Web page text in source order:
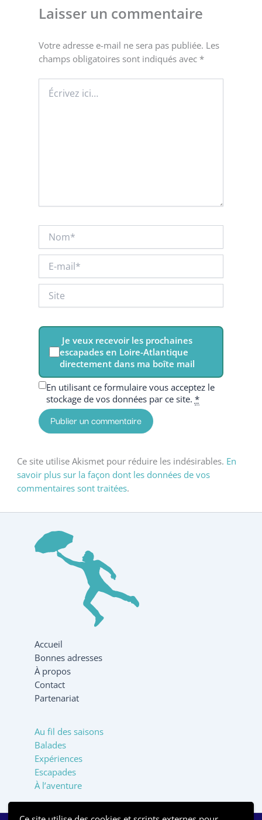
Laisser un commentaire
Votre adresse e-mail ne sera pas publiée. Les
champs obligatoires sont indiqués avec *
ici…
mail*
Je veux recevoir les prochaines
escapades en Loire-Atlantique
directement dans ma boîte mail
En utilisant ce formulaire vous acceptez le
stockage de vos données par ce site. *
Ce site utilise Akismet pour réduire les indésirables. En
savoir plus sur la façon dont les données de vos
commentaires sont traitées.
Accueil
Bonnes adresses
À propos
Contact
Partenariat
Au fil des saisons
Balades
Expériences
Escapades
À l’aventure